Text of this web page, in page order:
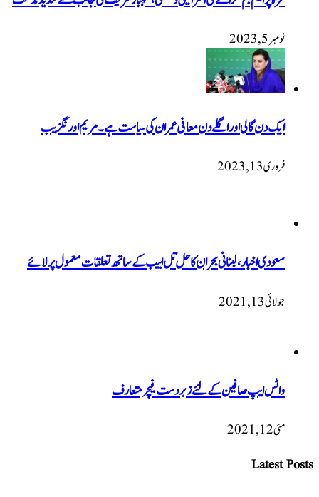
نومبر 5, 2023
ایک دن گالی اور اگلے دن معافی عمران کی سیاست ہے۔ مریم اورنگزیب
فروری 13, 2023
سعودی اخبار، لبنانی بحران کا حل تل ابیب کے ساتھ تعلقات معمول پر لائے
جولائی 13, 2021
واٹس ایپ صافین کے لئے زبردست فیچر متعارف
مئی 12, 2021
Latest Posts